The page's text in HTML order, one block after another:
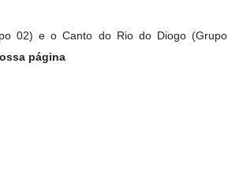
02) e o Canto do Rio do Diogo (Grupo
página